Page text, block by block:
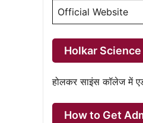
Official Website
Holkar
होलकर साइंस कॉलेज में
How to Get